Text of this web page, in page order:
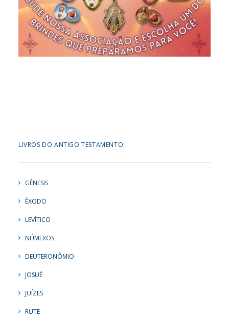
LIVROS DO ANTIGO TESTAMENTO:
GÊNESIS
ÊXODO
LEVÍTICO
NÚMEROS
DEUTERONÔMIO
JOSUÉ
JUÍZES
RUTE